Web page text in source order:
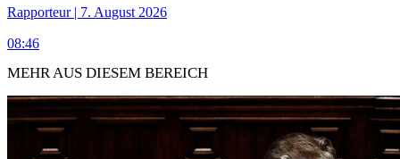
Rapporteur | 7. August 2026
08:46
MEHR AUS DIESEM BEREICH